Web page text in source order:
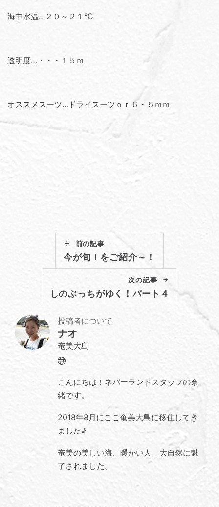
海中水温…２０～２１℃
透明度…・・・１５ｍ
オススメスーツ…ドライスーツｏｒ６・５ｍｍ
前の記事
今が旬！をご紹介～！
次の記事
しのぶっちがゆく！パート４
投稿者について
ナオ
奄美大島
Website
こんにちは！ネバーランドスタッフの奈
緒です。
2018年8月にここ奄美大島に移住してき
ました♪
奄美の美しい海、暖かい人、大自然に魅
了されました。